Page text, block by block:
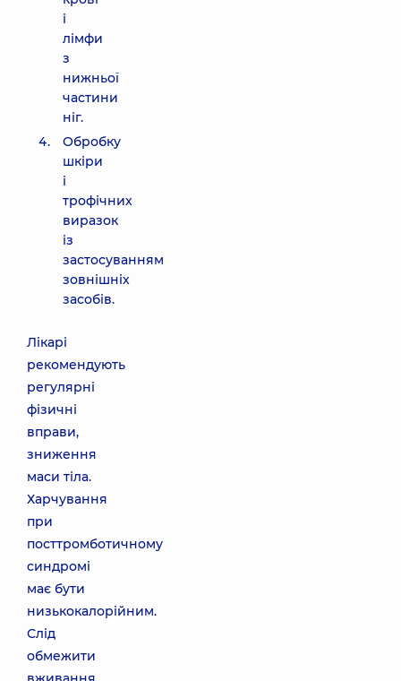
і
лімфи
з
нижньої
частини
ніг.
Обробку
шкіри
і
трофічних
виразок
із
застосуванням
зовнішніх
засобів.
Лікарі
рекомендують
регулярні
фізичні
вправи,
зниження
маси тіла.
Харчування
при
посттромботичному
синдромі
має бути
низькокалорійним.
Слід
обмежити